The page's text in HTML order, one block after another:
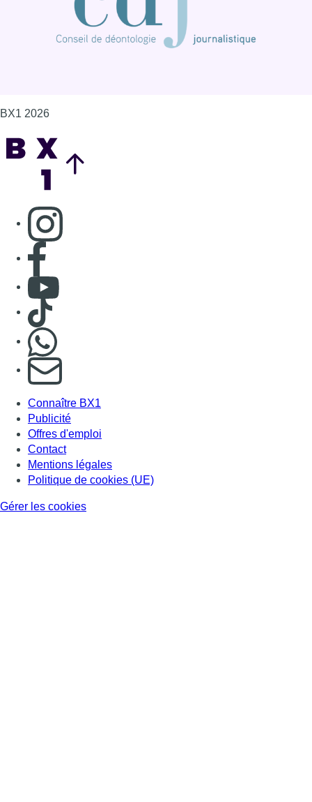
BX1 2026
Consulter page Instagram
Consulter page Facebook
Consulter Youtube
Consulter TikTok
S'abonner à notre newsletter
Connaître BX1
Publicité
Offres d'emploi
Contact
Mentions légales
Politique de cookies (UE)
Gérer les cookies